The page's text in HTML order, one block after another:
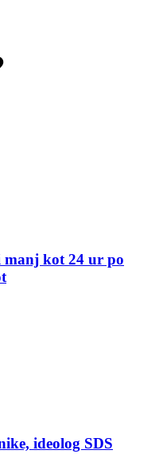
kot 24 ur po
ideolog SDS